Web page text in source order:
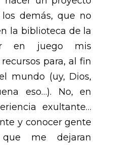
demás, que no
la biblioteca de la
en juego mis
para, al fin
mundo (uy, Dios,
eso…). No, en
exultante…
y conocer gente
me dejaran